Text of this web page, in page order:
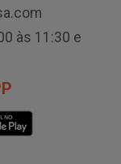
às 11:30 e